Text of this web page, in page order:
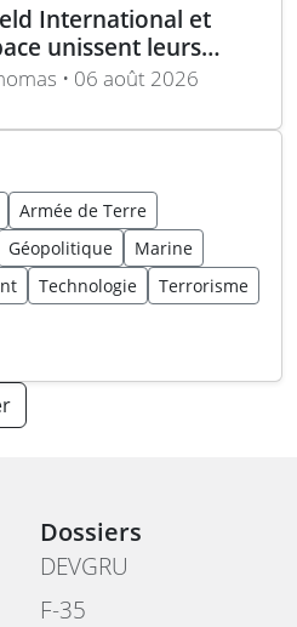
International et
unissent leurs
renforcer le soutien
américaines de
• 06 août 2026
Armée de Terre
Géopolitique
Marine
Technologie
Terrorisme
Dossiers
DEVGRU
F-35